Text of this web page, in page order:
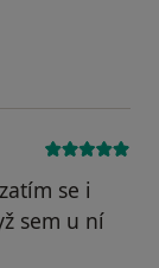
odstraněn
se i
sem u ní